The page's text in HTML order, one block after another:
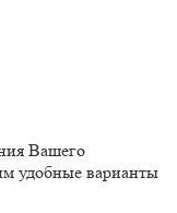
Вашего
удобные варианты